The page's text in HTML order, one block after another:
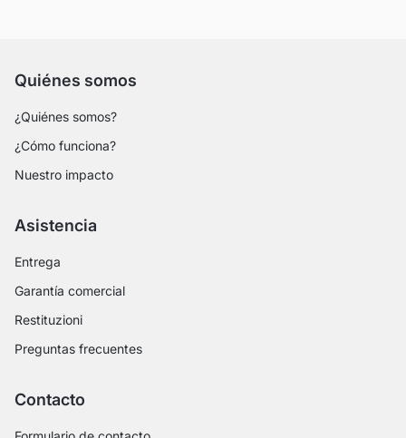
Quiénes somos
¿Quiénes somos?
¿Cómo funciona?
Nuestro impacto
Asistencia
Entrega
Garantía comercial
Restituzioni
Preguntas frecuentes
Contacto